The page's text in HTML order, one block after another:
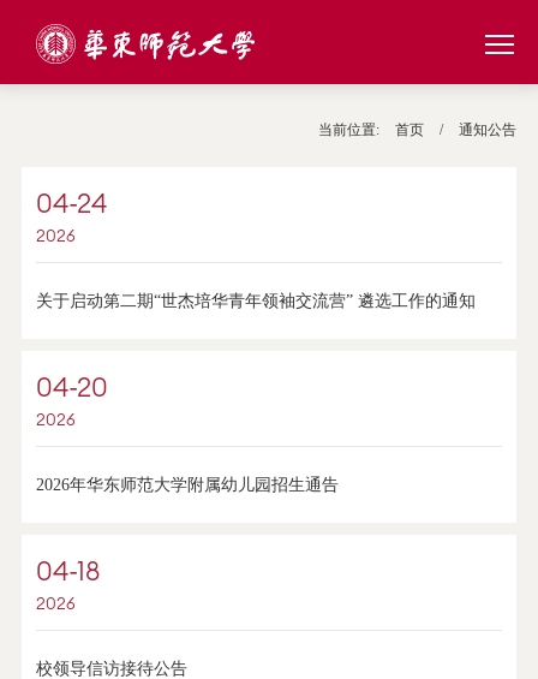
当前位置: 首页 / 通知公告
04-24
2026
关于启动第二期“世杰培华青年领袖交流营” 遴选工作的通知
04-20
2026
2026年华东师范大学附属幼儿园招生通告
04-18
2026
校领导信访接待公告